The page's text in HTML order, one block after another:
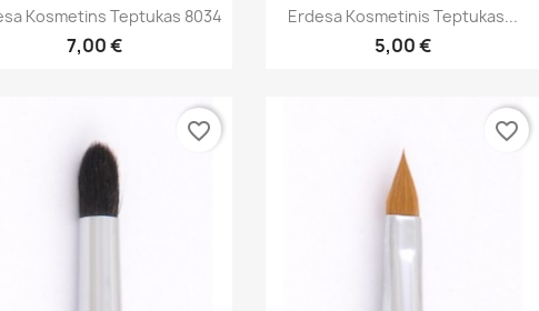
Greita peržiūra
Kosmetins Teptukas 8034
7,00 €
Greita peržiūra
Erdesa Kosmetinis Teptukas...
5,00 €
favorite_border favorite_border